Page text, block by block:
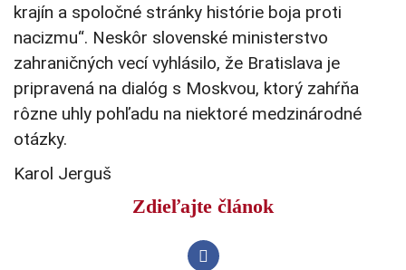
krajín a spoločné stránky histórie boja proti
nacizmu“. Neskôr slovenské ministerstvo
zahraničných vecí vyhlásilo, že Bratislava je
pripravená na dialóg s Moskvou, ktorý zahŕňa
rôzne uhly pohľadu na niektoré medzinárodné
otázky.
Karol Jerguš
Zdieľajte článok